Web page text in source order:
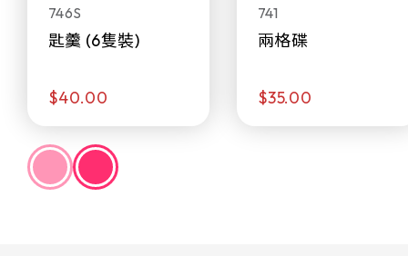
746S
匙羹 (6隻裝)
$40.00
741
兩格碟
$35.00